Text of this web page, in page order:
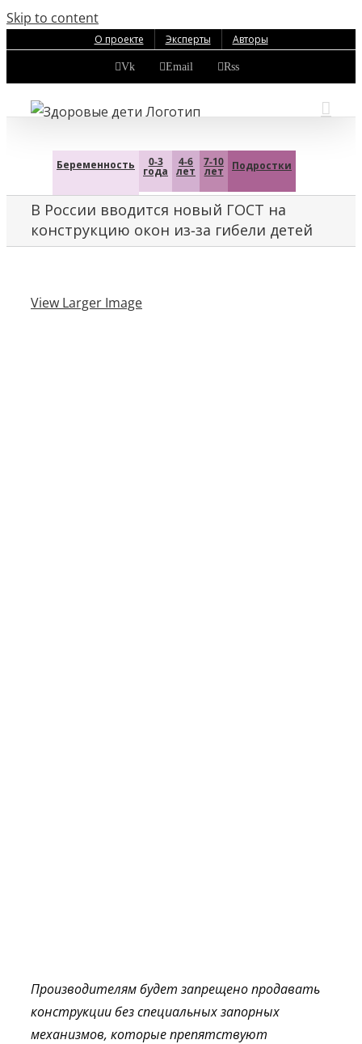
Skip to content
О проекте Эксперты Авторы
Vk Email Rss
Беременность 0-3
года
4-6
лет
7-10
лет Подростки
В России вводится новый ГОСТ на
конструкцию окон из-за гибели детей
View Larger Image
Производителям будет запрещено продавать
конструкции без специальных запорных
механизмов, которые препятствуют